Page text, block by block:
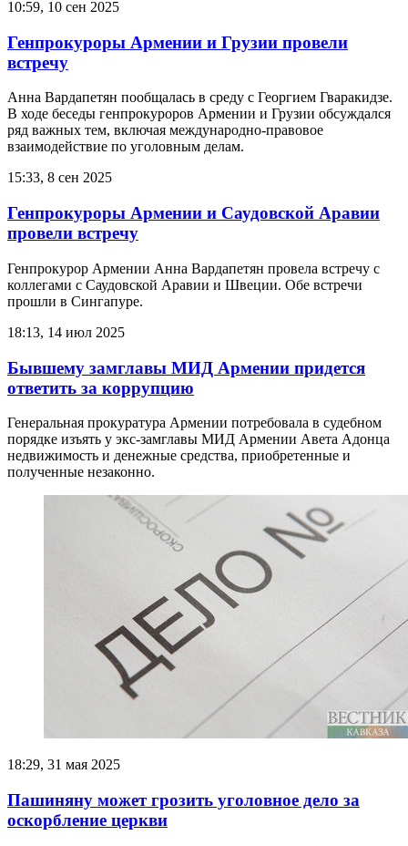
10:59, 10 сен 2025
Генпрокуроры Армении и Грузии провели
встречу
Анна Вардапетян пообщалась в среду с Георгием Гваракидзе.
В ходе беседы генпрокуроров Армении и Грузии обсуждался
ряд важных тем, включая международно-правовое
взаимодействие по уголовным делам.
15:33, 8 сен 2025
Генпрокуроры Армении и Саудовской Аравии
провели встречу
Генпрокурор Армении Анна Вардапетян провела встречу с
коллегами с Саудовской Аравии и Швеции. Обе встречи
прошли в Сингапуре.
18:13, 14 июл 2025
Бывшему замглавы МИД Армении придется
ответить за коррупцию
Генеральная прокуратура Армении потребовала в судебном
порядке изъять у экс-замглавы МИД Армении Авета Адонца
недвижимость и денежные средства, приобретенные и
полученные незаконно.
18:29, 31 мая 2025
Пашиняну может грозить уголовное дело за
оскорбление церкви